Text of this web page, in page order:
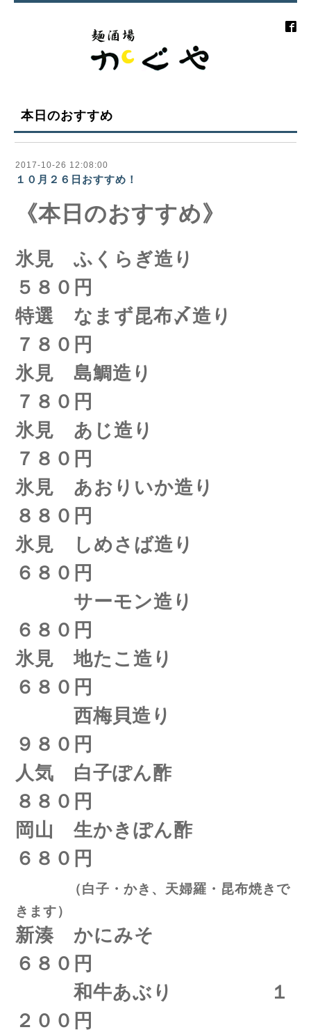
本日のおすすめ
2017-10-26 12:08:00
１０月２６日おすすめ！
《本日のおすすめ》
氷見 ふくらぎ造り
５８０円
特選 なまず昆布〆造り
７８０円
氷見 島鯛造り
７８０円
氷見 あじ造り
７８０円
氷見 あおりいか造り
８８０円
氷見 しめさば造り
６８０円
サーモン造り
６８０円
氷見 地たこ造り
６８０円
西梅貝造り
９８０円
人気 白子ぽん酢
８８０円
岡山 生かきぽん酢
６８０円
（白子・かき、天婦羅・昆布焼きで
きます）
新湊 かにみそ
６８０円
和牛あぶり １
２００円